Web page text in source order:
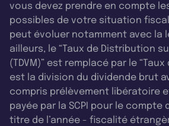
vous devez prendre en compte
possibles de votre situation
peut évoluer notamment avec la
ailleurs, le “Taux de Distribution
(TDVM)” est remplacé par le
est la division du dividende brut
compris prélèvement libératoire
payée par la SCPI pour le compte
titre de l’année - fiscalité